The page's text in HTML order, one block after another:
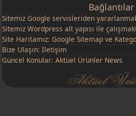
Bağlantılar
Sitemiz Google servisleriden
Sitemiz Wordpress alt yapısı ile
Site Haritamız: Google Sitemap ve
Bize Ulaşın:İletişim
Güncel Konular:Aktüel Ürünler News